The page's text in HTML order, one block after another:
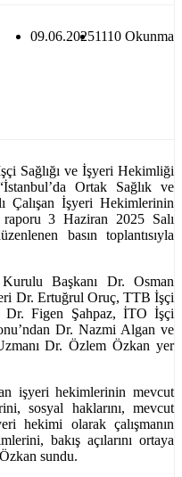
1110 Okunma
09.06.2025
Sağlığı ve İşyeri Hekimliği
Ortak Sağlık ve
Çalışan İşyeri Hekimlerinin
raporu 3 Haziran 2025 Salı
basın toplantısıyla
Başkanı Dr. Osman
Dr. Ertuğrul Oruç, TTB İşçi
Dr. Figen Şahpaz, İTO İşçi
Dr. Nazmi Algan ve
Dr. Özlem Özkan yer
işyeri hekimlerinin mevcut
sosyal haklarını, mevcut
hekimi olarak çalışmanın
bakış açılarını ortaya
sundu.